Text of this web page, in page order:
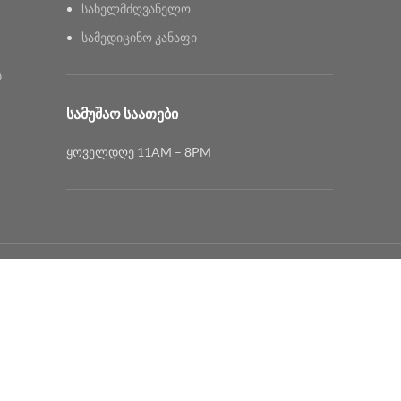
სახელმძღვანელო
სამედიცინო კანაფი
ᲡᲐᲛᲣᲨᲐᲝ ᲡᲐᲐᲗᲔᲑᲘ
ყოველდღე 11AM – 8PM